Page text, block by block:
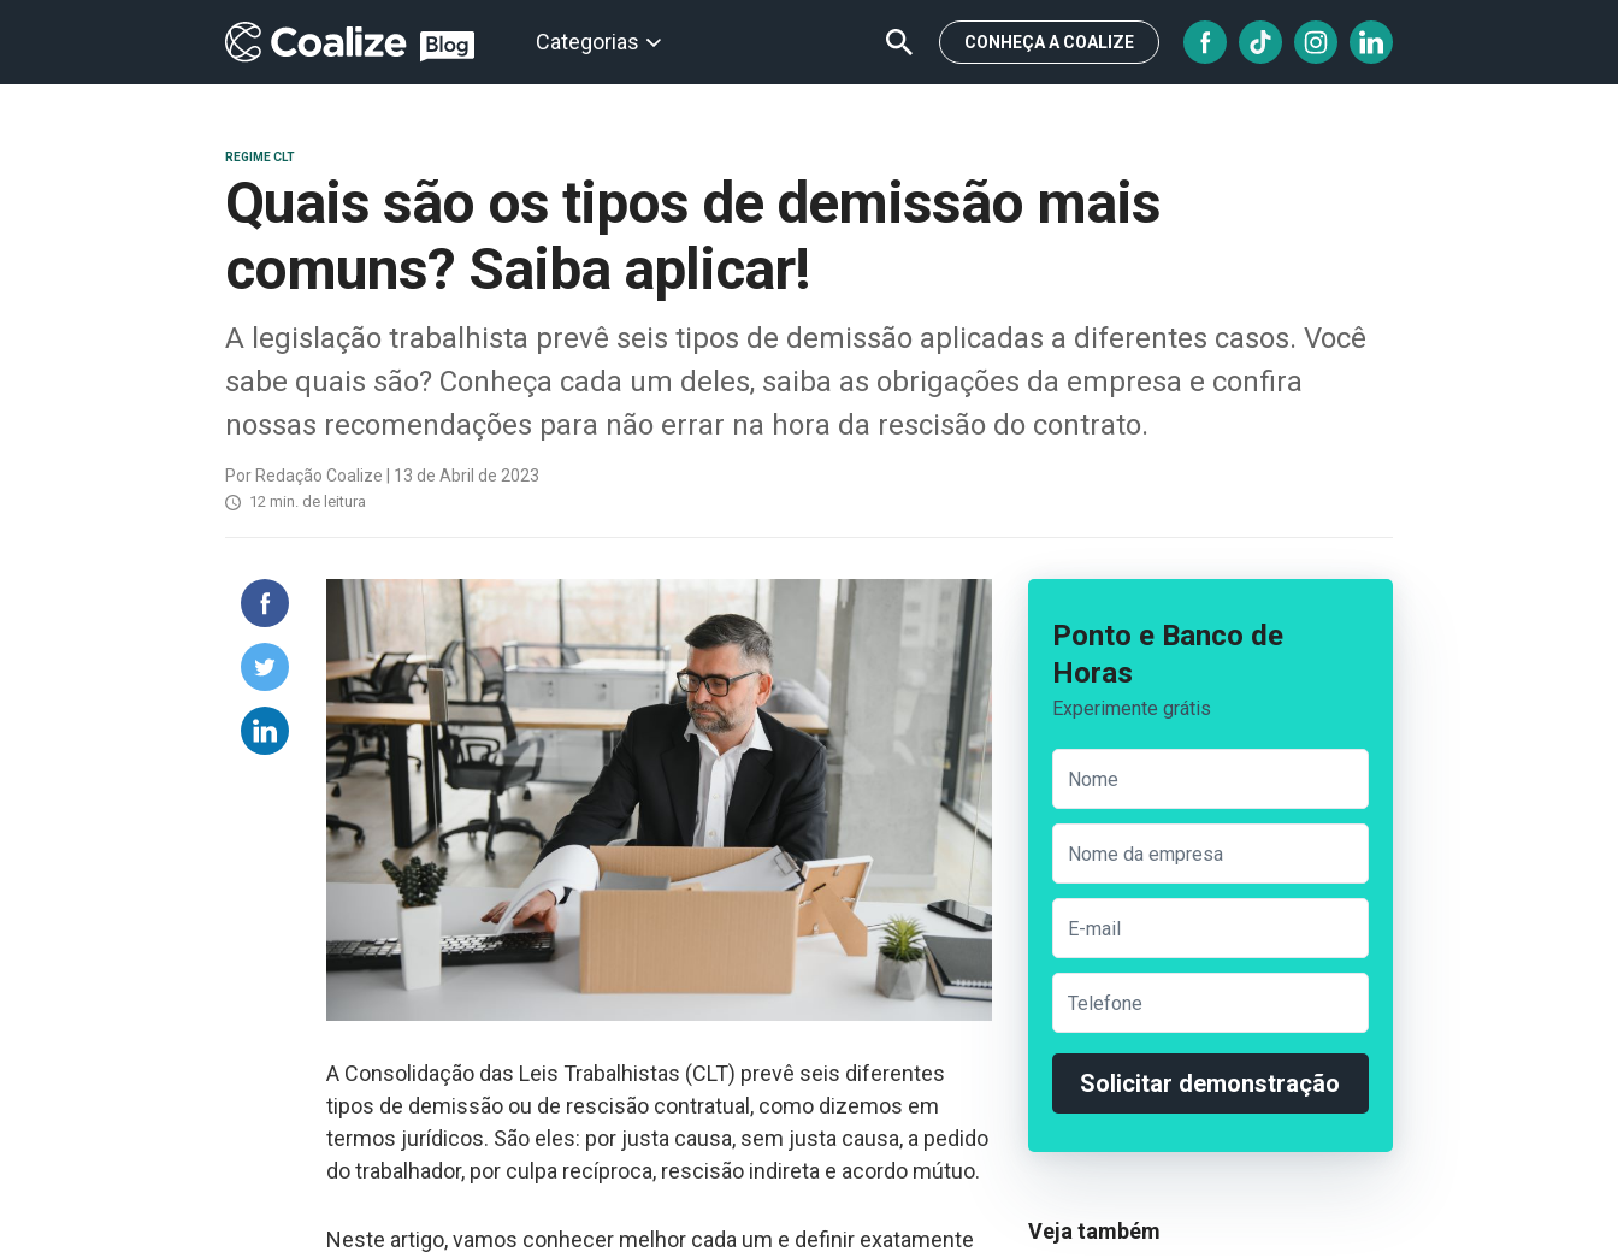
Categorias CONHEÇA A COALIZE
REGIME CLT
Quais são os tipos de demissão mais
comuns? Saiba aplicar!
A legislação trabalhista prevê seis tipos de demissão aplicadas a diferentes casos. Você
sabe quais são? Conheça cada um deles, saiba as obrigações da empresa e confira
nossas recomendações para não errar na hora da rescisão do contrato.
Por Redação Coalize | 13 de Abril de 2023
12 min. de leitura
A Consolidação das Leis Trabalhistas (CLT) prevê seis diferentes
tipos de demissão ou de rescisão contratual, como dizemos em
termos jurídicos. São eles: por justa causa, sem justa causa, a pedido
do trabalhador, por culpa recíproca, rescisão indireta e acordo mútuo.
Neste artigo, vamos conhecer melhor cada um e definir exatamente
Ponto e Banco de
Horas
Experimente grátis
Solicitar demonstração
Veja também